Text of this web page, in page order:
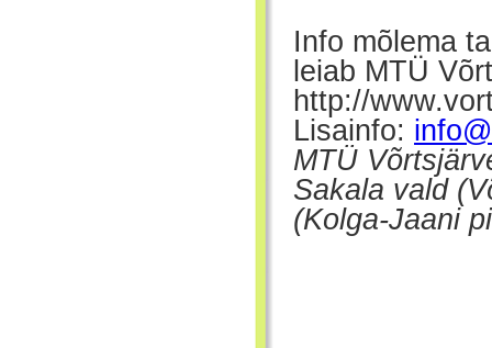
Info mõlema
leiab MTÜ
http://
Lisainfo:
MTÜ
Sakala vald
(Kolga-Jaani